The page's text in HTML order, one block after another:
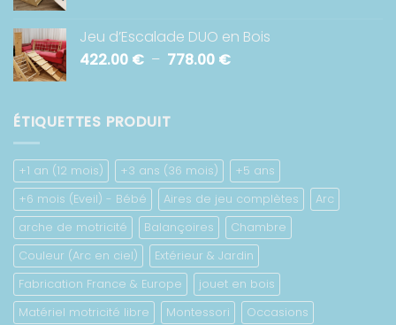
264.00 €
à
Jeu d’Escalade DUO en Bois
422.00 € – 778.00 €Plage
ÉTIQUETTES PRODUIT
+1 an (12 mois) +3 ans (36 mois)
+5 ans
+6 mois (Eveil) - Bébé
Aires de jeu complètes
Arc
arche de motricité
Balançoires
Chambre
Couleur (Arc en ciel)
Extérieur & Jardin
Fabrication France & Europe
jouet en bois
Matériel motricité libre
Montessori
Occasions